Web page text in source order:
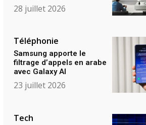
28 juillet 2026
Téléphonie
Samsung apporte le
filtrage d’appels en arabe
avec Galaxy AI
23 juillet 2026
Tech